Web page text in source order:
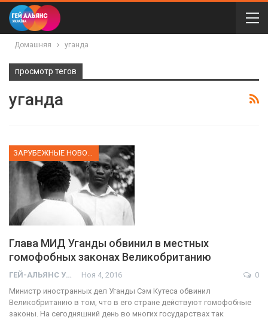
Домашняя уганда
просмотр тегов
уганда
Глава МИД Уганды обвинил в местных
гомофобных законах Великобританию
ГЕЙ-АЛЬЯНС УКРАИНА Ноя 4, 2016
0
Министр иностранных дел Уганды Сэм Кутеса обвинил
Великобританию в том, что в его стране действуют гомофобные
законы. На сегодняшний день во многих государствах так